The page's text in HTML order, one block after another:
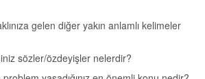
gelen diğer yakın anlamlı kelimeler
sözler/özdeyişler nelerdir?